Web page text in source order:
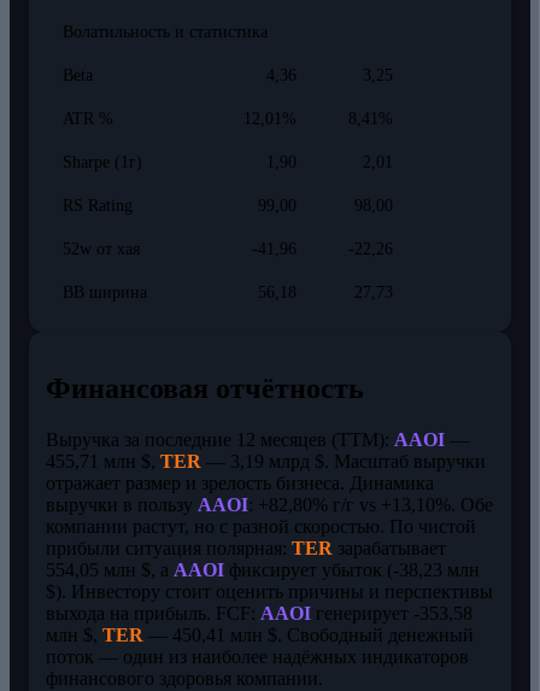
Волатильность и статистика
Beta 4,36 3,25
ATR % 12,01% 8,41%
Sharpe (1г) 1,90 2,01
RS Rating 99,00 98,00
52w от хая -41,96 -22,26
BB ширина 56,18 27,73
Финансовая отчётность
Выручка за последние 12 месяцев (TTM): AAOI —
455,71 млн $, TER — 3,19 млрд $. Масштаб выручки
отражает размер и зрелость бизнеса. Динамика
выручки в пользу AAOI: +82,80% г/г vs +13,10%. Обе
компании растут, но с разной скоростью. По чистой
прибыли ситуация полярная: TER зарабатывает
554,05 млн $, а AAOI фиксирует убыток (-38,23 млн
$). Инвестору стоит оценить причины и перспективы
выхода на прибыль. FCF: AAOI генерирует -353,58
млн $, TER — 450,41 млн $. Свободный денежный
поток — один из наиболее надёжных индикаторов
финансового здоровья компании.